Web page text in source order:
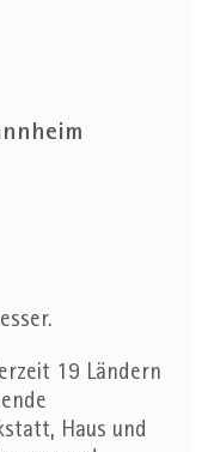
19 Ländern
Haus und